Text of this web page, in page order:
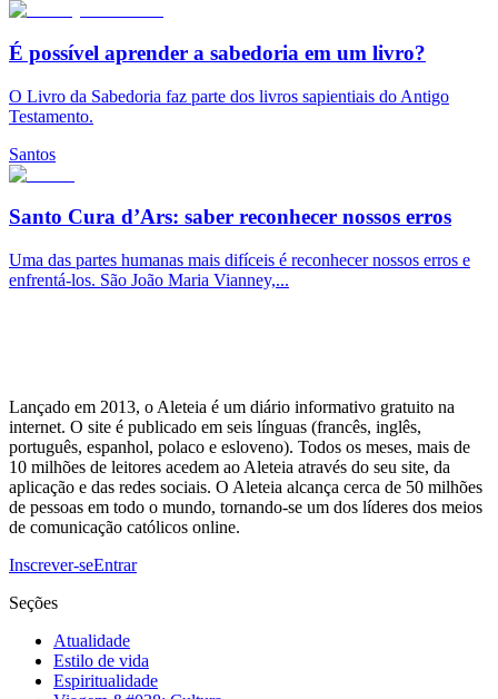
É possível aprender a sabedoria em um livro?
O Livro da Sabedoria faz parte dos livros sapientiais do Antigo
Testamento.
Santos
Santo Cura d’Ars: saber reconhecer nossos erros
Uma das partes humanas mais difíceis é reconhecer nossos erros e
enfrentá-los. São João Maria Vianney,...
Lançado em 2013, o Aleteia é um diário informativo gratuito na
internet. O site é publicado em seis línguas (francês, inglês,
português, espanhol, polaco e esloveno). Todos os meses, mais de
10 milhões de leitores acedem ao Aleteia através do seu site, da
aplicação e das redes sociais. O Aleteia alcança cerca de 50 milhões
de pessoas em todo o mundo, tornando-se um dos líderes dos meios
de comunicação católicos online.
Inscrever-seEntrar
Seções
Atualidade
Estilo de vida
Espiritualidade